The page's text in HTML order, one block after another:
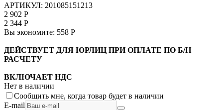
АРТИКУЛ: 201085151213
2 902 Р
2 344 Р
Вы экономите: 558 Р
ДЕЙСТВУЕТ ДЛЯ ЮРЛИЦ ПРИ ОПЛАТЕ ПО Б/Н
РАСЧЕТУ
ВКЛЮЧАЕТ НДС
Нет в наличии
Сообщить мне, когда товар будет в наличии
E-mail